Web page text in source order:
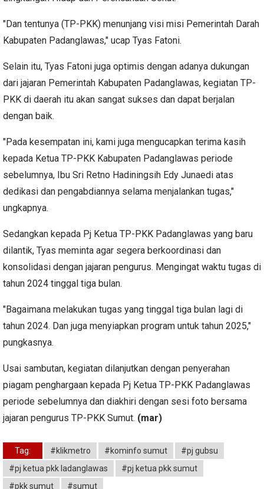
"Dan tentunya (TP-PKK) menunjang visi misi Pemerintah Darah
Kabupaten Padanglawas," ucap Tyas Fatoni.
Selain itu, Tyas Fatoni juga optimis dengan adanya dukungan
dari jajaran Pemerintah Kabupaten Padanglawas, kegiatan TP-
PKK di daerah itu akan sangat sukses dan dapat berjalan
dengan baik.
"Pada kesempatan ini, kami juga mengucapkan terima kasih
kepada Ketua TP-PKK Kabupaten Padanglawas periode
sebelumnya, Ibu Sri Retno Hadiningsih Edy Junaedi atas
dedikasi dan pengabdiannya selama menjalankan tugas,"
ungkapnya.
Sedangkan kepada Pj Ketua TP-PKK Padanglawas yang baru
dilantik, Tyas meminta agar segera berkoordinasi dan
konsolidasi dengan jajaran pengurus. Mengingat waktu tugas di
tahun 2024 tinggal tiga bulan.
"Bagaimana melakukan tugas yang tinggal tiga bulan lagi di
tahun 2024. Dan juga menyiapkan program untuk tahun 2025,"
pungkasnya.
Usai sambutan, kegiatan dilanjutkan dengan penyerahan
piagam penghargaan kepada Pj Ketua TP-PKK Padanglawas
periode sebelumnya dan diakhiri dengan sesi foto bersama
jajaran pengurus TP-PKK Sumut. (mar)
Tag: #klikmetro #kominfo sumut
#pj gubsu
#pj ketua pkk ladanglawas
#pj ketua pkk sumut
#pkk sumut
#sumut